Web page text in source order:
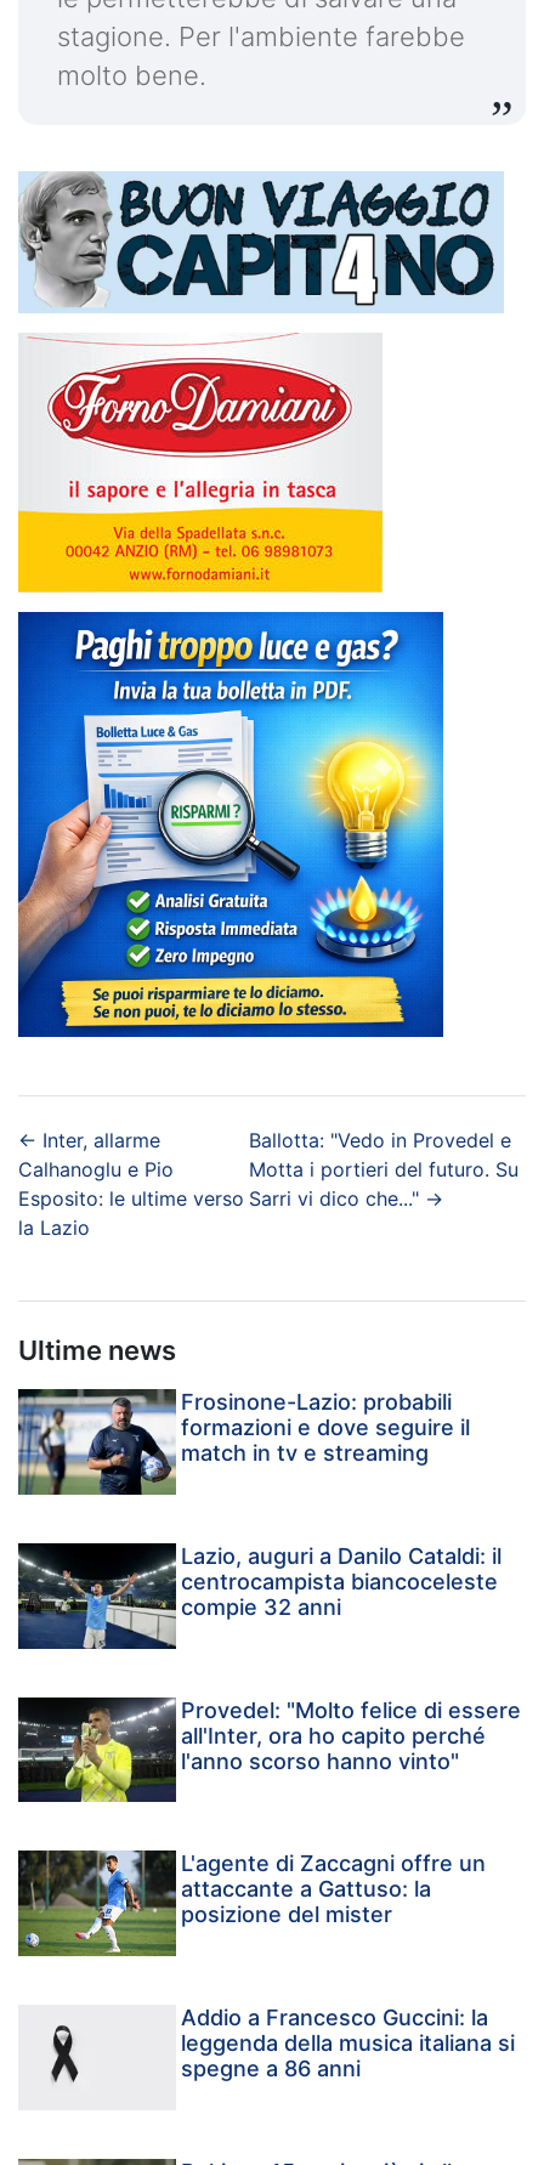
stagione. Per l'ambiente farebbe
molto bene.
← Inter, allarme
Calhanoglu e Pio
Esposito: le ultime verso
la Lazio
Ballotta: "Vedo in Provedel e
Motta i portieri del futuro. Su
Sarri vi dico che..."→
Ultime news
Frosinone-Lazio: probabili
formazioni e dove seguire il
match in tv e streaming
Lazio, auguri a Danilo Cataldi: il
centrocampista biancoceleste
compie 32 anni
Provedel: "Molto felice di essere
all'Inter, ora ho capito perché
l'anno scorso hanno vinto"
L'agente di Zaccagni offre un
attaccante a Gattuso: la
posizione del mister
Addio a Francesco Guccini: la
leggenda della musica italiana si
spegne a 86 anni